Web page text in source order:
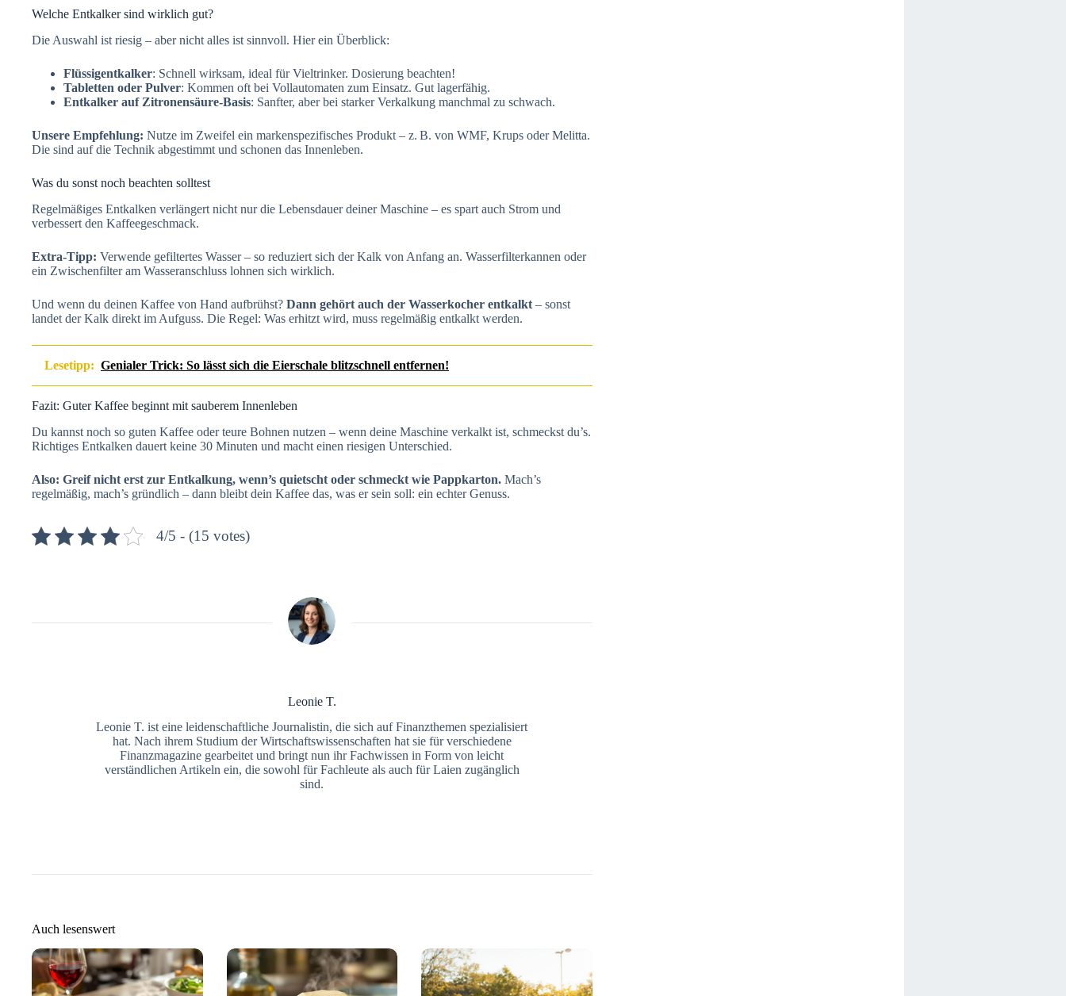
Welche Entkalker sind wirklich gut?
Die Auswahl ist riesig – aber nicht alles ist sinnvoll. Hier ein Überblick:
Flüssigentkalker: Schnell wirksam, ideal für Vieltrinker. Dosierung beachten!
Tabletten oder Pulver: Kommen oft bei Vollautomaten zum Einsatz. Gut lagerfähig.
Entkalker auf Zitronensäure-Basis: Sanfter, aber bei starker Verkalkung manchmal zu schwach.
Unsere Empfehlung: Nutze im Zweifel ein markenspezifisches Produkt – z. B. von WMF, Krups oder Melitta.
Die sind auf die Technik abgestimmt und schonen das Innenleben.
Was du sonst noch beachten solltest
Regelmäßiges Entkalken verlängert nicht nur die Lebensdauer deiner Maschine – es spart auch Strom und
verbessert den Kaffeegeschmack.
Extra-Tipp: Verwende gefiltertes Wasser – so reduziert sich der Kalk von Anfang an. Wasserfilterkannen oder
ein Zwischenfilter am Wasseranschluss lohnen sich wirklich.
Und wenn du deinen Kaffee von Hand aufbrühst? Dann gehört auch der Wasserkocher entkalkt – sonst
landet der Kalk direkt im Aufguss. Die Regel: Was erhitzt wird, muss regelmäßig entkalkt werden.
Lesetipp: Genialer Trick: So lässt sich die Eierschale blitzschnell entfernen!
Fazit: Guter Kaffee beginnt mit sauberem Innenleben
Du kannst noch so guten Kaffee oder teure Bohnen nutzen – wenn deine Maschine verkalkt ist, schmeckst du’s.
Richtiges Entkalken dauert keine 30 Minuten und macht einen riesigen Unterschied.
Also: Greif nicht erst zur Entkalkung, wenn’s quietscht oder schmeckt wie Pappkarton. Mach’s
regelmäßig, mach’s gründlich – dann bleibt dein Kaffee das, was er sein soll: ein echter Genuss.
4/5 - (15 votes)
Leonie T.
Leonie T. ist eine leidenschaftliche Journalistin, die sich auf Finanzthemen spezialisiert
hat. Nach ihrem Studium der Wirtschaftswissenschaften hat sie für verschiedene
Finanzmagazine gearbeitet und bringt nun ihr Fachwissen in Form von leicht
verständlichen Artikeln ein, die sowohl für Fachleute als auch für Laien zugänglich
sind.
Auch lesenswert